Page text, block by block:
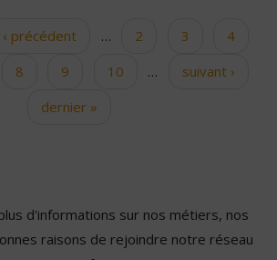
‹ précédent … 2 3
4
8 9 10 …
suivant ›
dernier »
d'informations sur nos métiers, nos
raisons de rejoindre notre réseau